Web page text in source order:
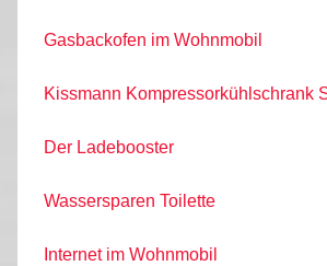
Gasbackofen im Wohnmobil
Kissmann Kompressorkühlschrank
Der Ladebooster
Wassersparen Toilette
Internet im Wohnmobil